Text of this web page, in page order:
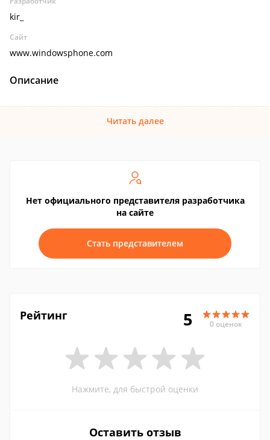
kir_
Сайт
www.windowsphone.com
Описание
Читать далее
Нет официального представителя разработчика
на сайте
Стать представителем
Рейтинг 5 0 оценок
Нажмите, для быстрой оценки
Оставить отзыв